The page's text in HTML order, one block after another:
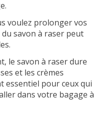
voulez prolonger vos
savon à raser peut
le savon à raser dure
et les crèmes
essentiel pour ceux qui
dans votre bagage à